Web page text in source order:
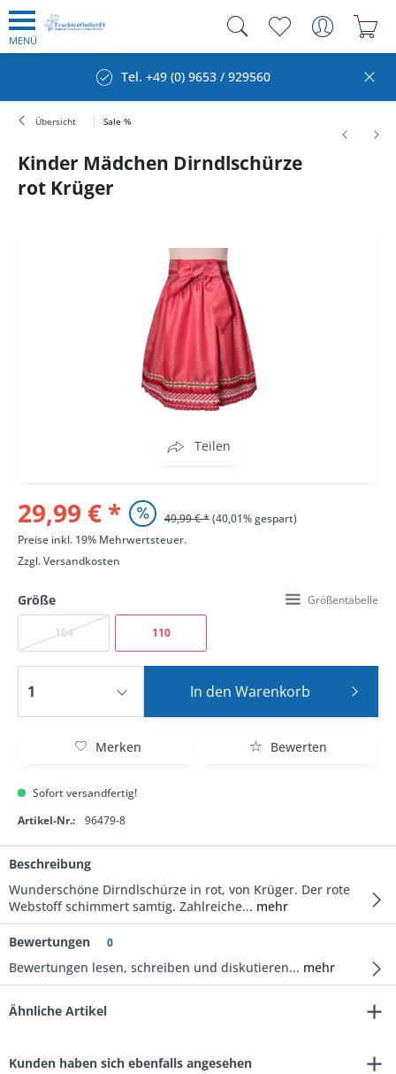
MENÜ
Tel. +49 (0) 9653 / 929560
Übersicht Sale %
Kinder Mädchen Dirndlschürze
rot Krüger
Teilen
29,99 € * 49,99 € *(40,01% gespart)
Preise inkl. 19% Mehrwertsteuer.
Zzgl.Versandkosten
Größe Größentabelle
104 110
In den Warenkorb
Merken Bewerten
Sofort versandfertig!
Artikel-Nr.:
96479-8
Beschreibung
Wunderschöne Dirndlschürze in rot, von Krüger. Der rote
Webstoff schimmert samtig. Zahlreiche... mehr
Bewertungen 0
Bewertungen lesen, schreiben und diskutieren... mehr
Ähnliche Artikel
Kunden haben sich ebenfalls angesehen